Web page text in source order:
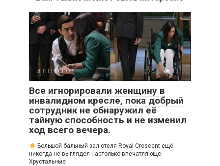
ИНТЕРЕСНОЕ 0 13
Все игнорировали женщину в
инвалидном кресле, пока добрый
сотрудник не обнаружил её
тайную способность и не изменил
ход всего вечера.
Большой бальный зал отеля Royal Crescent ещё
никогда не выглядел настолько впечатляюще.
Хрустальные